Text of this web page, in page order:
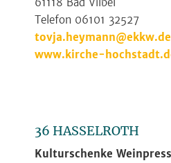
Telefon 06101 32527
tovja.heymann@ekkw.de
www.kirche-
36 HASSELROTH
Kulturschenke Weinpress